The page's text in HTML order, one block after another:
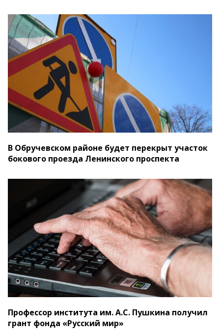
В Обручевском районе будет перекрыт участок
бокового проезда Ленинского проспекта
Профессор института им. А.С. Пушкина получил
грант фонда «Русский мир»